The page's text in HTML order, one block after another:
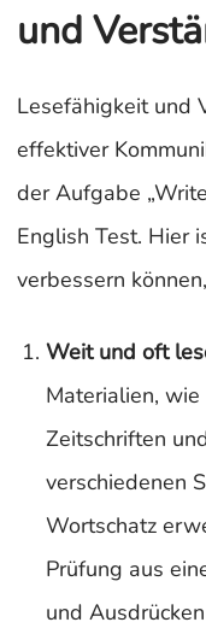
und
Lesefähigkeit und
effektiver
der Aufgabe
English Test. Hier
verbessern
Weit und oft
Materialien, wie
Zeitschriften
verschiedenen
Wortschatz
Prüfung aus
und